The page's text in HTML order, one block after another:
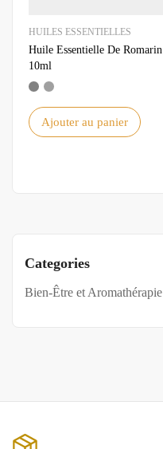
Categories
Bien-Être et Aromathérapie
HUILES ESSENTIELLES
Huile Essentielle De Romarin
10ml
Ajouter au panier